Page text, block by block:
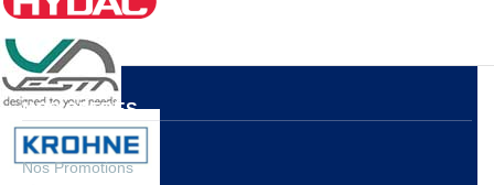
NOS OFFRES
Nos Promotions